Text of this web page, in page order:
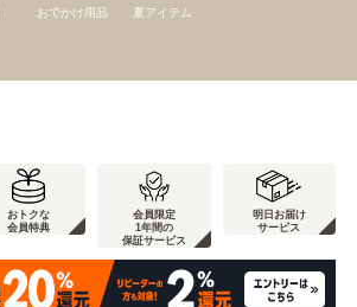
おでかけ用品 夏アイテム
おトクな
会員特典
会員限定
1年間の
保証サービス
明日お届け
サービス